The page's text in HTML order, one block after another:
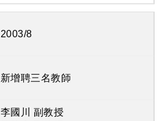
2003/8
新增聘三名教師
李國川 副教授